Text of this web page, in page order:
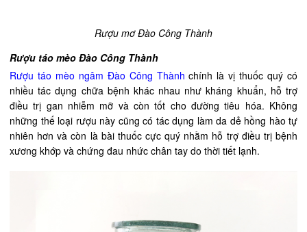
Rượu mơ Đào Công Thành
Rượu táo mèo Đào Công Thành
Rượu táo mèo ngâm Đào Công Thành chính là vị thuốc quý có
nhiều tác dụng chữa bệnh khác nhau như kháng khuẩn, hỗ trợ
điều trị gan nhiễm mỡ và còn tốt cho đường tiêu hóa. Không
những thế loại rượu này cũng có tác dụng làm da dẻ hồng hào tự
nhiên hơn và còn là bài thuốc cực quý nhằm hỗ trợ điều trị bệnh
xương khớp và chứng đau nhức chân tay do thời tiết lạnh.